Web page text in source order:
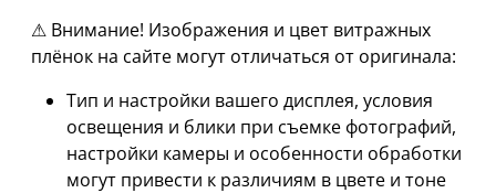
⚠ Внимание! Изображения и цвет витражных
плёнок на сайте могут отличаться от оригинала:
Тип и настройки вашего дисплея, условия
освещения и блики при съемке фотографий,
настройки камеры и особенности обработки
могут привести к различиям в цвете и тоне